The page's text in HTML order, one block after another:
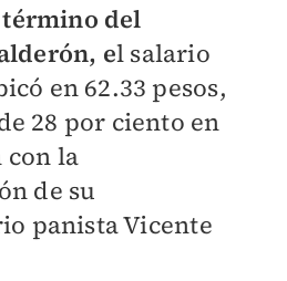
del
el salario
en 62.33 pesos,
28 por ciento en
con la
de su
panista Vicente